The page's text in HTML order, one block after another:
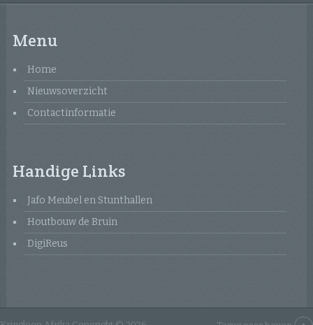
Menu
Home
Nieuwsoverzicht
Contactinformatie
Handige Links
Jafo Meubel en Stunthallen
Houtbouw de Bruin
DigiReus